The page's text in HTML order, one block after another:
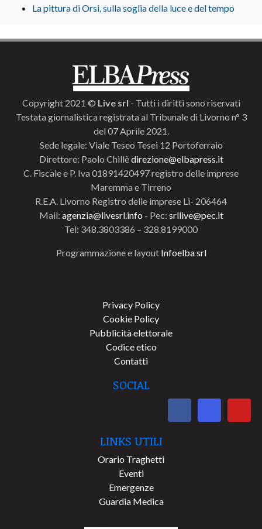
La pittura di Orsi, sulla soglia della luce e del tempo
Copyright 2021 © Live srl - Tutti i diritti sono riservati
Testata giornalistica registrata al Tribunale di Livorno n° 3
del 07 Aprile 2021.
Sede legale: Viale Teseo Tesei 12 Portoferraio
Direttore: Paolo Chillèdirezione@elbapress.it
C. Fiscale e P. Iva 01891420497 registro delle imprese
Maremma e Tirreno
R.E.A. Livorno Registro delle imprese Li- 206464
Mail: agenzia@livesrl.info - Pec: srllive@pec.it
Tel: 348.3803386 – 328.8199000
Programmazione e layout Infoelba srl
Privacy Policy
Cookie Policy
Pubblicità elettorale
Codice etico
Contatti
SOCIAL
LINKS UTILI
Orario Traghetti
Eventi
Emergenze
Guardia Medica